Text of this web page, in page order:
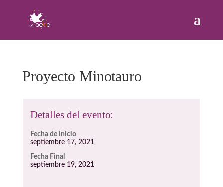
Proyecto Minotauro
Detalles del evento:
Fecha de Inicio
septiembre 17, 2021
Fecha Final
septiembre 19, 2021